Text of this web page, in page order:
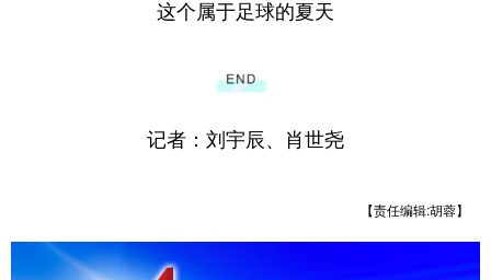
这个属于足球的夏天
记者：刘宇辰、肖世尧
【责任编辑:胡蓉】